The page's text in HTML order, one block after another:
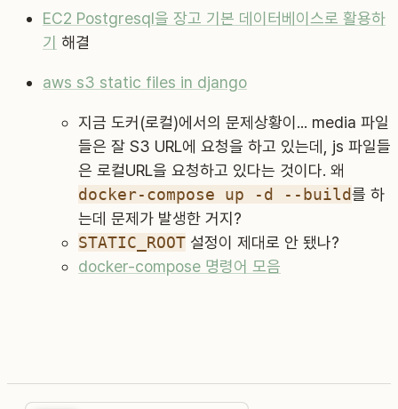
EC2 Postgresql을 장고 기본 데이터베이스로 활용하
기
해결
aws s3 static files in django
지금 도커(로컬)에서의 문제상황이... media 파일
들은 잘 S3 URL에 요청을 하고 있는데, js 파일들
은 로컬URL을 요청하고 있다는 것이다. 왜
docker-compose up -d --build를 하
는데 문제가 발생한 거지?
STATIC_ROOT 설정이 제대로 안 됐나?
docker-compose 명령어 모음